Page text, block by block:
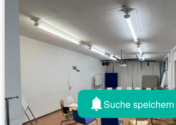
Suche speichern